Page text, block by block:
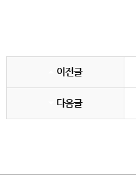
이전글
다음글